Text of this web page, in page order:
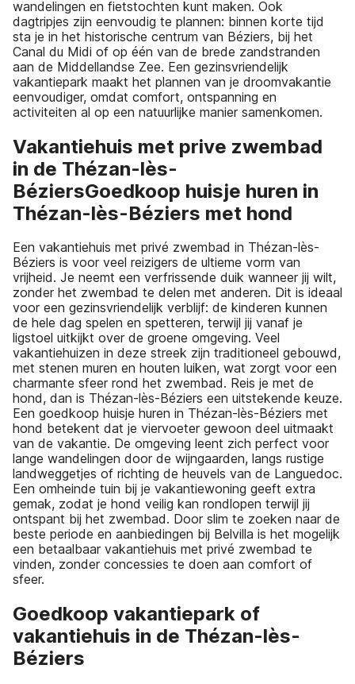
wandelingen en fietstochten kunt maken. Ook
dagtripjes zijn eenvoudig te plannen: binnen korte tijd
sta je in het historische centrum van Béziers, bij het
Canal du Midi of op één van de brede zandstranden
aan de Middellandse Zee. Een gezinsvriendelijk
vakantiepark maakt het plannen van je droomvakantie
eenvoudiger, omdat comfort, ontspanning en
activiteiten al op een natuurlijke manier samenkomen.
Vakantiehuis met prive zwembad
in de Thézan-lès-
BéziersGoedkoop huisje huren in
Thézan-lès-Béziers met hond
Een vakantiehuis met privé zwembad in Thézan-lès-
Béziers is voor veel reizigers de ultieme vorm van
vrijheid. Je neemt een verfrissende duik wanneer jij wilt,
zonder het zwembad te delen met anderen. Dit is ideaal
voor een gezinsvriendelijk verblijf: de kinderen kunnen
de hele dag spelen en spetteren, terwijl jij vanaf je
ligstoel uitkijkt over de groene omgeving. Veel
vakantiehuizen in deze streek zijn traditioneel gebouwd,
met stenen muren en houten luiken, wat zorgt voor een
charmante sfeer rond het zwembad. Reis je met de
hond, dan is Thézan-lès-Béziers een uitstekende keuze.
Een goedkoop huisje huren in Thézan-lès-Béziers met
hond betekent dat je viervoeter gewoon deel uitmaakt
van de vakantie. De omgeving leent zich perfect voor
lange wandelingen door de wijngaarden, langs rustige
landweggetjes of richting de heuvels van de Languedoc.
Een omheinde tuin bij je vakantiewoning geeft extra
gemak, zodat je hond veilig kan rondlopen terwijl jij
ontspant bij het zwembad. Door slim te zoeken naar de
beste periode en aanbiedingen bij Belvilla is het mogelijk
een betaalbaar vakantiehuis met privé zwembad te
vinden, zonder concessies te doen aan comfort of
sfeer.
Goedkoop vakantiepark of
vakantiehuis in de Thézan-lès-
Béziers